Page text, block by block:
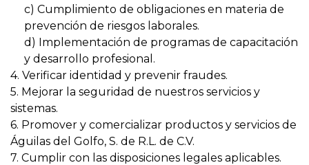
c) Cumplimiento de obligaciones en materia de
prevención de riesgos laborales.
d) Implementación de programas de capacitación
y desarrollo profesional.
4. Verificar identidad y prevenir fraudes.
5. Mejorar la seguridad de nuestros servicios y
sistemas.
6. Promover y comercializar productos y servicios de
Águilas del Golfo, S. de R.L. de C.V.
7. Cumplir con las disposiciones legales aplicables.